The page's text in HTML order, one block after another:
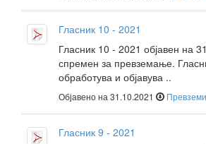
Гласник 10 - 2021
Гласник 10 - 2021 објавен на
спремен за превземање.
обработува и објавува ..
Објавено на 31.10.2021 Превземи
Гласник 9 - 2021